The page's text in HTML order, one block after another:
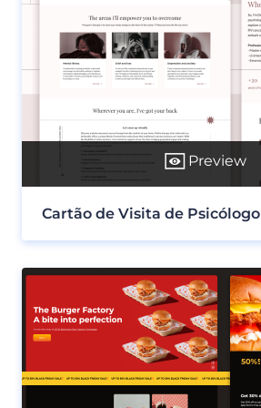
Preview
Cartão de Visita de Psicólogo